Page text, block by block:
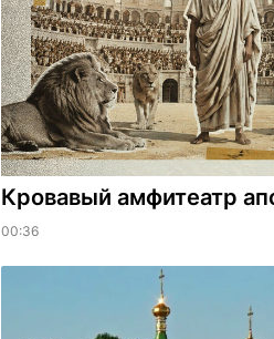
​Кровавый амфитеатр
00:36